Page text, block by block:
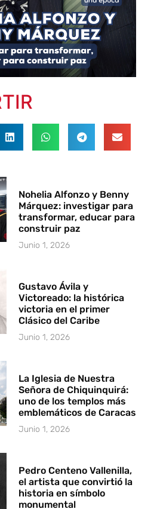
Nohelia Alfonzo y Benny
Márquez: investigar para
transformar, educar para
construir paz
Junio 1, 2026
Gustavo Ávila y
Victoreado: la histórica
victoria en el primer
Clásico del Caribe
Junio 1, 2026
La Iglesia de Nuestra
Señora de Chiquinquirá:
uno de los templos más
emblemáticos de Caracas
Junio 1, 2026
Pedro Centeno Vallenilla,
el artista que convirtió la
historia en símbolo
monumental